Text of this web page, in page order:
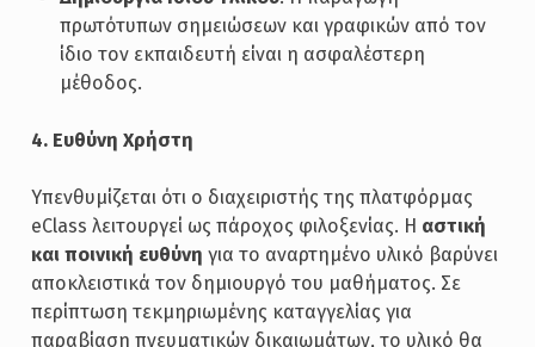
πρωτότυπων σημειώσεων και γραφικών από τον
ίδιο τον εκπαιδευτή είναι η ασφαλέστερη
μέθοδος.
4. Ευθύνη Χρήστη
Υπενθυμίζεται ότι ο διαχειριστής της πλατφόρμας
eClass λειτουργεί ως πάροχος φιλοξενίας. Η αστική
και ποινική ευθύνη για το αναρτημένο υλικό βαρύνει
αποκλειστικά τον δημιουργό του μαθήματος. Σε
περίπτωση τεκμηριωμένης καταγγελίας για
παραβίαση πνευματικών δικαιωμάτων, το υλικό θα